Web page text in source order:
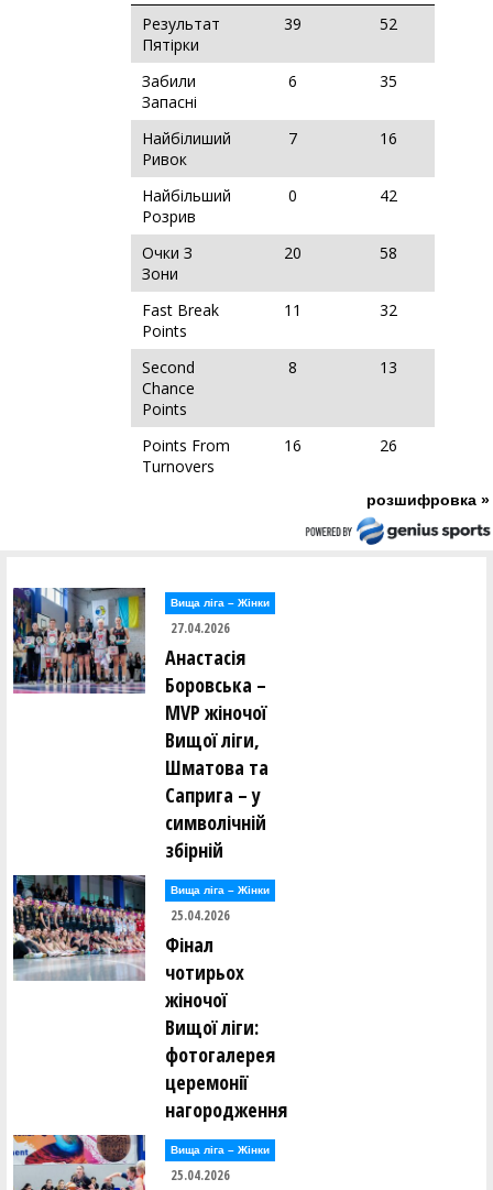
Результат
Пятірки
39 52
Забили
Запасні
6 35
Найбілиший
Ривок
7 16
Найбільший
Розрив
0 42
Очки З
Зони
20 58
Fast Break
Points
11 32
Second
Chance
Points
8 13
Points From
Turnovers
16 26
розшифровка »
Вища лiга – Жiнки
27.04.2026
Анастасія
Боровська –
MVP жіночої
Вищої ліги,
Шматова та
Саприга – у
символічній
збірній
Вища лiга – Жiнки
25.04.2026
Фінал
чотирьох
жіночої
Вищої ліги:
фотогалерея
церемонії
нагородження
Вища лiга – Жiнки
25.04.2026